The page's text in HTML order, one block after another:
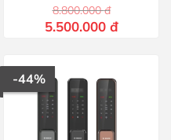
đ.
8.800.000đ
Giá
gốc
5.500.000 đGiá
hiện
-44%